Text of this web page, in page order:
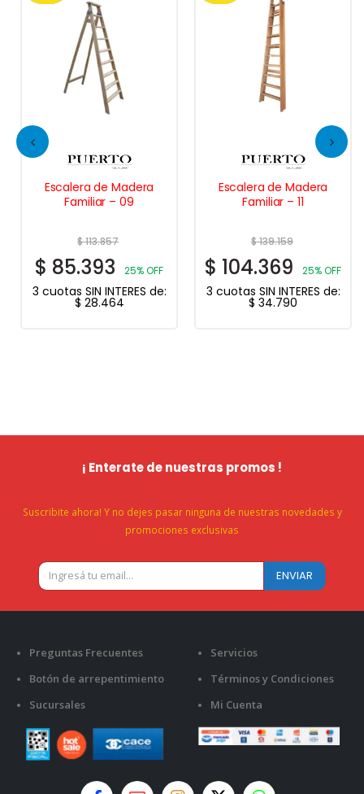
Escalera de Madera
Familiar – 09
$113.857
$ 85.393 25% OFF
3 cuotas SIN INTERES de:
$ 28.464
Escalera de Madera
Familiar – 11
$139.159
$ 104.369 25% OFF
3 cuotas SIN INTERES de:
$ 34.790
¡ Enterate de nuestras promos !
Suscribite ahora! Y no dejes pasar ninguna de nuestras novedades y
promociones exclusivas
Preguntas Frecuentes
Botón de arrepentimiento
Sucursales
Servicios
Términos y Condiciones
Mi Cuenta